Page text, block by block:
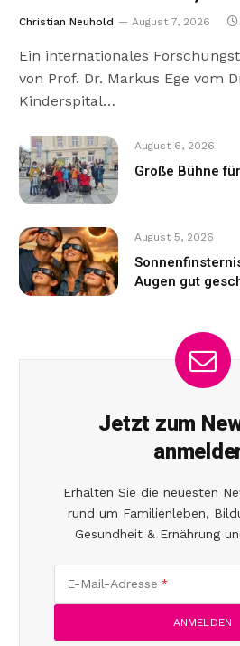
Christian Neuhold August 7, 2026
Ein internationales
von Prof. Dr. Markus Ege vom
Kinderspital…
August 6, 2026
Große Bühne
August 5, 2026
Augen gut
Jetzt zum
Erhalten Sie die neuesten
rund um Familienleben,
Gesundheit & Ernährung
E-Mail-Adresse